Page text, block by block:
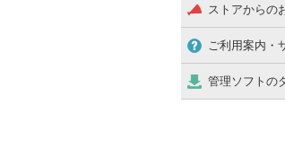
ストアからの
ご利用案内・
管理ソフトの